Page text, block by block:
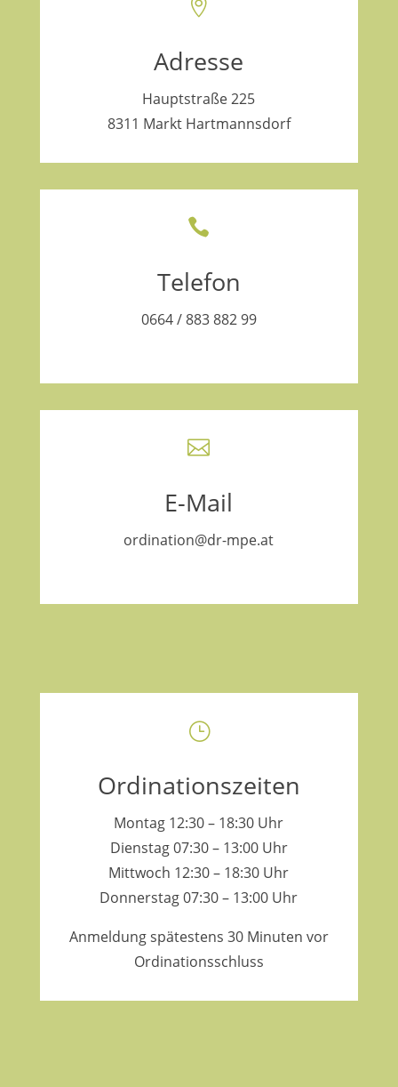

Adresse
Hauptstraße 225
8311 Markt Hartmannsdorf

Telefon
0664 / 883 882 99

E-Mail
ordination@dr-mpe.at
}
Ordinationszeiten
Montag 12:30 – 18:30 Uhr
Dienstag 07:30 – 13:00 Uhr
Mittwoch 12:30 – 18:30 Uhr
Donnerstag 07:30 – 13:00 Uhr
Anmeldung spätestens 30 Minuten vor
Ordinationsschluss